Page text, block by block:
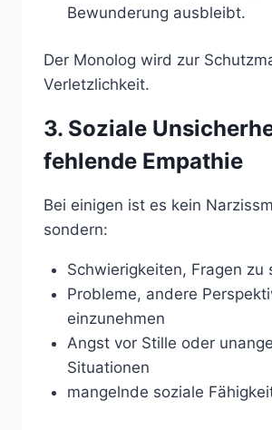
Bewunderung ausbleibt.
Der Monolog wird zur
Verletzlichkeit.
3. Soziale
fehlende Empathie
Bei einigen ist es kein
sondern:
Schwierigkeiten, Fragen zu
Probleme, andere
einzunehmen
Angst vor Stille oder
Situationen
mangelnde soziale